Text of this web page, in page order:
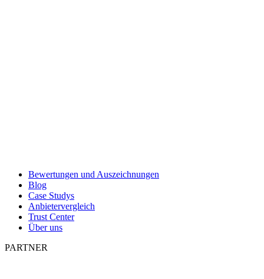
Bewertungen und Auszeichnungen
Blog
Case Studys
Anbietervergleich
Trust Center
Über uns
PARTNER